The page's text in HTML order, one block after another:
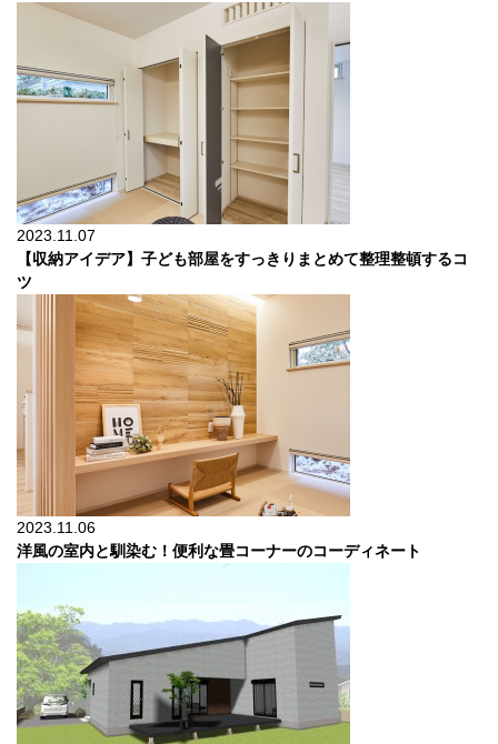
2023.11.07
【収納アイデア】子ども部屋をすっきりまとめて整理整頓するコ
ツ
2023.11.06
洋風の室内と馴染む！便利な畳コーナーのコーディネート